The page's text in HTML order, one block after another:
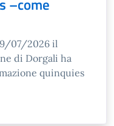
–come
07/2026 il
di Dorgali ha
quinquies